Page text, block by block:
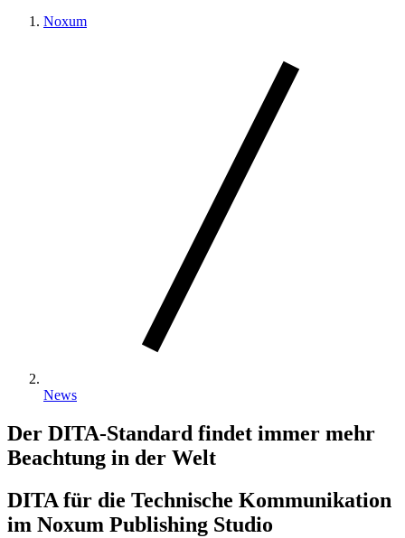
Noxum
News
Der DITA-Standard findet immer mehr
Beachtung in der Welt
DITA für die Technische Kommunikation
im Noxum Publishing Studio